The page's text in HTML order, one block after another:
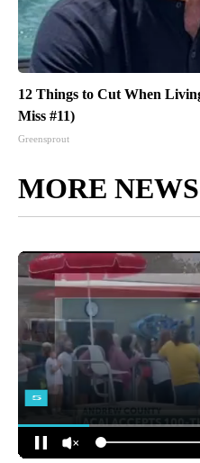
12 Things to Cut When
Miss #11)
Greensprout
MORE NEWS